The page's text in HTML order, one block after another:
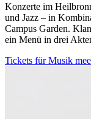
Konzerte im
und Jazz – in
Campus Garden.
ein Menü in drei
Tickets für Musik